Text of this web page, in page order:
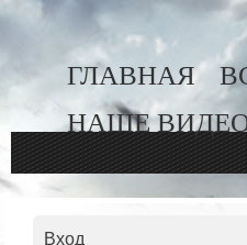
ГЛАВНАЯ
НАШЕ
Вход